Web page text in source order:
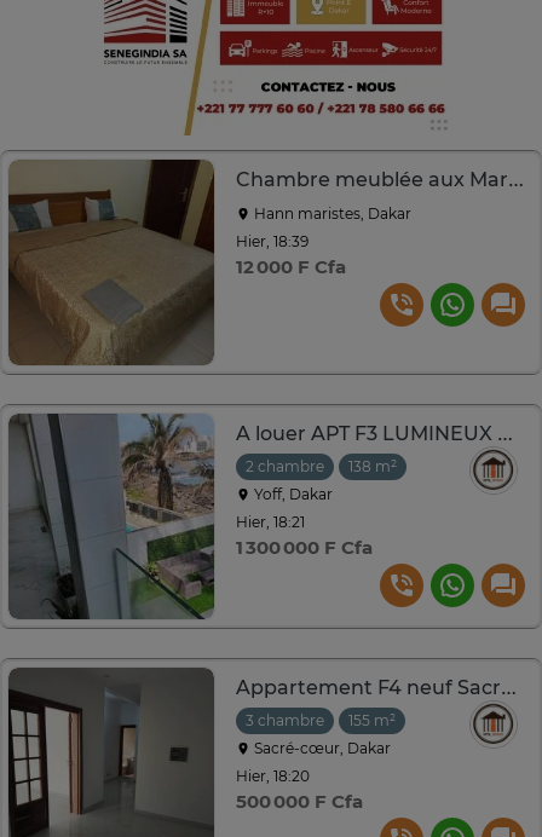
Chambre meublée aux Maristes
Hann maristes, Dakar
Hier, 18:39
12 000 F Cfa
A louer APT F3 LUMINEUX RÉSIDENCE PIEDS DANS L'EAU YOFFI
2 chambre
138 m²
Yoff, Dakar
Hier, 18:21
1 300 000 F Cfa
Appartement F4 neuf Sacré cœur 3
3 chambre
155 m²
Sacré-cœur, Dakar
Hier, 18:20
500 000 F Cfa